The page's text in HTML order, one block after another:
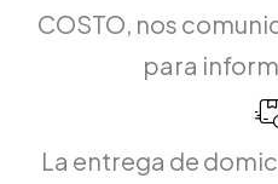
COSTO, nos
para
La entrega de